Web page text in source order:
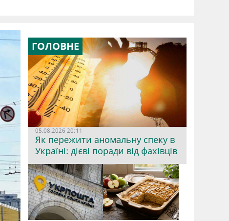
ГОЛОВНЕ
05.08.2026 20:11
Як пережити аномальну спеку в
Україні: дієві поради від фахівців